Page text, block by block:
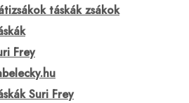
táskák zsákok
Frey
Suri Frey